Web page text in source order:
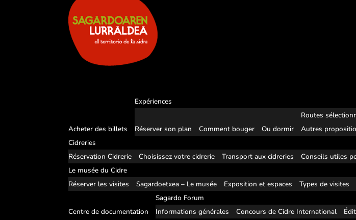
Acheter des billets
Expériences
Réserver son plan Comment bouger Ou dormir
Routes
Autres
Cidreries
Réservation Cidrerie
Choisissez votre cidrerie Transport aux cidreries
Conseils utiles
Le musée du Cidre
Réserver les visites
Sagardoetxea – Le musée Exposition et espaces Types de visites
Centre de documentation
Sagardo Forum
Informations générales
Concours de Cidre International